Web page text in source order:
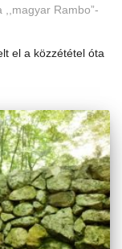
Rambo”-
el a közzététel óta